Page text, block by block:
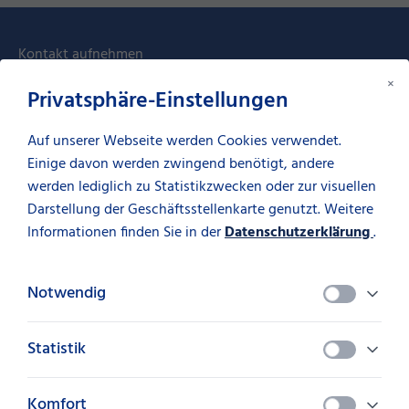
×
Privatsphäre-Einstellungen
Auf unserer Webseite werden Cookies verwendet.
Einige davon werden zwingend benötigt, andere
werden lediglich zu Statistikzwecken oder zur visuellen
Darstellung der Geschäftsstellenkarte genutzt. Weitere
Informationen finden Sie in derDatenschutzerklärung.
Notwendig
Statistik
Kontakt aufnehmen
Lassen Sie sich einfach von uns
persönlich beraten.
Ihr Ansprechpartner:
Dominik Krug
0711 51884-507
dominik.krug@suedfactoring.de